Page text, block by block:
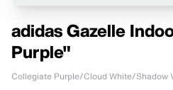
adidas Gazelle
Purple"
Collegiate Purple/Cloud White/Shadow